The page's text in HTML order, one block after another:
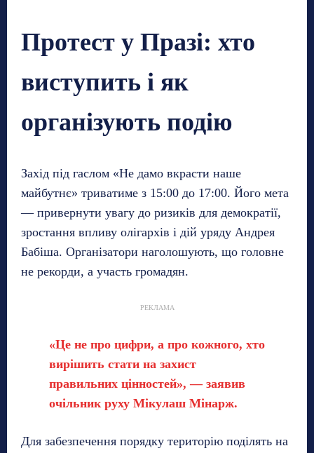
Протест у Празі: хто
виступить і як
організують подію
Захід під гаслом «Не дамо вкрасти наше
майбутнє» триватиме з 15:00 до 17:00. Його мета
— привернути увагу до ризиків для демократії,
зростання впливу олігархів і дій уряду Андрея
Бабіша. Організатори наголошують, що головне
не рекорди, а участь громадян.
РЕКЛАМА
«Це не про цифри, а про кожного, хто
вирішить стати на захист
правильних цінностей», — заявив
очільник руху Мікулаш Мінарж.
Для забезпечення порядку територію поділять на